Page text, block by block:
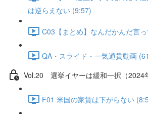
は逆らえない (9:57)
C03【まとめ】なんだかんだ言
QA・スライド・一気通貫動画
Vol.20 選挙イヤーは緩和一択（2024
F01 米国の家賃は下がらない